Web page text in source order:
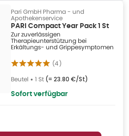
Pari GmbH Pharma - und
Apothekenservice
PARI Compact Year Pack 1 St
Zur zuverlässigen
Therapieunterstützung bei
Erkältungs- und Grippesymptomen
(4)
Beutel • 1 St (= 23.80 €/St)
Sofort verfügbar